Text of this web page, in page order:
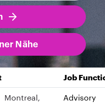
Nähe
Job
Montreal,
Advisory